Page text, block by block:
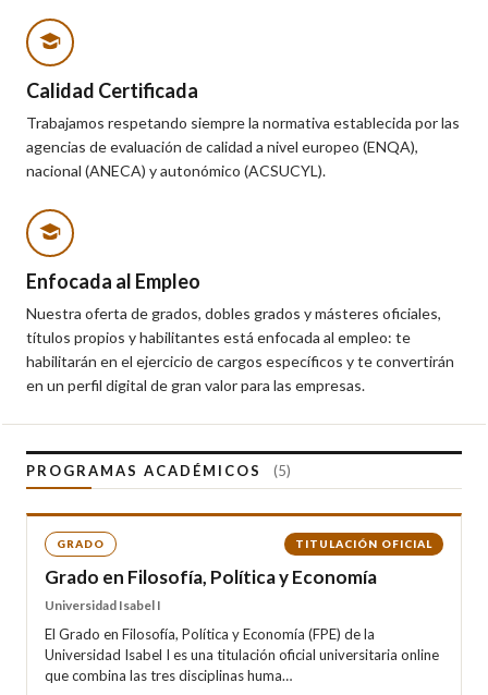
Calidad Certificada
Trabajamos respetando siempre la normativa establecida por las
agencias de evaluación de calidad a nivel europeo (ENQA),
nacional (ANECA) y autonómico (ACSUCYL).
Enfocada al Empleo
Nuestra oferta de grados, dobles grados y másteres oficiales,
títulos propios y habilitantes está enfocada al empleo: te
habilitarán en el ejercicio de cargos específicos y te convertirán
en un perfil digital de gran valor para las empresas.
PROGRAMAS ACADÉMICOS (5)
GRADO TITULACIÓN OFICIAL
Grado en Filosofía, Política y Economía
Universidad Isabel I
El Grado en Filosofía, Política y Economía (FPE) de la
Universidad Isabel I es una titulación oficial universitaria online
que combina las tres disciplinas huma…